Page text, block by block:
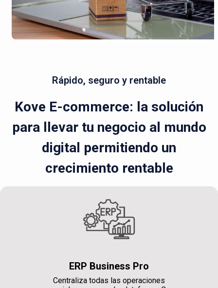
Rápido, seguro y rentable
Kove E-commerce: la solución
para llevar tu negocio al mundo
digital permitiendo un
crecimiento rentable
ERP Business Pro
Centraliza todas las operaciones